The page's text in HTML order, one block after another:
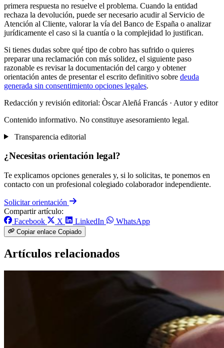
primera respuesta no resuelve el problema. Cuando la entidad
rechaza la devolución, puede ser necesario acudir al Servicio de
Atención al Cliente, valorar la vía del Banco de España o analizar
jurídicamente el caso si la cuantía o la complejidad lo justifican.
Si tienes dudas sobre qué tipo de cobro has sufrido o quieres
preparar una reclamación con más solidez, el siguiente paso
razonable es revisar la documentación del cargo y obtener
orientación antes de presentar el escrito definitivo sobre deuda
generada sin consentimiento opciones legales.
Redacción y revisión editorial: Òscar Aleñá Francás · Autor y editor
Contenido informativo. No constituye asesoramiento legal.
Transparencia editorial
¿Necesitas orientación legal?
Te explicamos opciones generales y, si lo solicitas, te ponemos en
contacto con un profesional colegiado colaborador independiente.
Solicitar orientación
Compartir artículo:
Facebook
X LinkedIn WhatsApp
Copiar enlace Copiado
Artículos relacionados